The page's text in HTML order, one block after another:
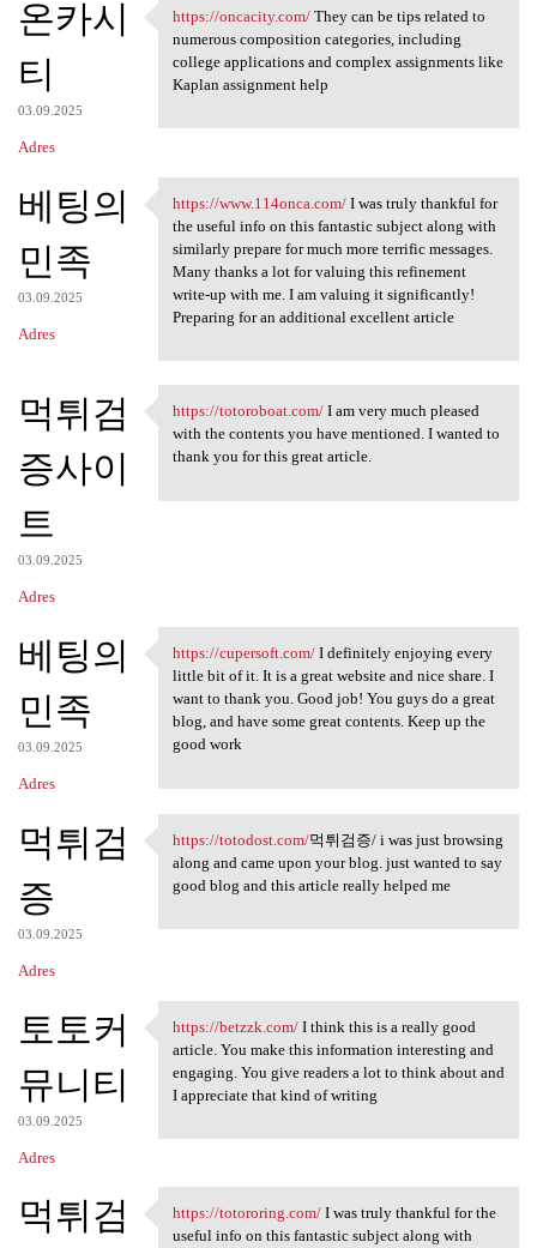
o
m
e
n
a
r
z
e
온카시
티
03.09.2025
Adres
https://oncacity.com/ They
https://oncacity.com/They can be tips related to
numerous composition categories, including
college applications and complex assignments like
Kaplan assignment help
베팅의
민족
03.09.2025
Adres
https://www.114onca.com/ I
https://www.114onca.com/I was truly thankful for
the useful info on this fantastic subject along with
similarly prepare for much more terrific messages.
Many thanks a lot for valuing this refinement
write-up with me. I am valuing it significantly!
Preparing for an additional excellent article
먹튀검
증사이
트
03.09.2025
Adres
https://totoroboat.com/ I am
https://totoroboat.com/I am very much pleased
with the contents you have mentioned. I wanted to
thank you for this great article.
베팅의
민족
03.09.2025
Adres
https://cupersoft.com/ I
https://cupersoft.com/I definitely enjoying every
little bit of it. It is a great website and nice share. I
want to thank you. Good job! You guys do a great
blog, and have some great contents. Keep up the
good work
먹튀검
증
03.09.2025
Adres
https://totodost.com/먹튀검증/ i
https://totodost.com/먹튀검증/ i was just browsing
along and came upon your blog. just wanted to say
good blog and this article really helped me
토토커
뮤니티
03.09.2025
Adres
https://betzzk.com/ I think
https://betzzk.com/I think this is a really good
article. You make this information interesting and
engaging. You give readers a lot to think about and
I appreciate that kind of writing
먹튀검
https://totororing.com/ I was
https://totororing.com/I was truly thankful for the
useful info on this fantastic subject along with